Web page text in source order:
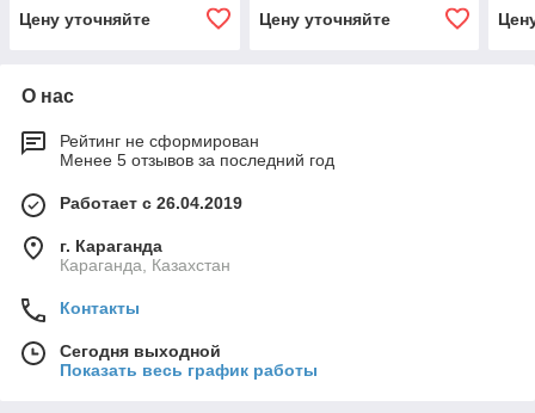
Цену уточняйте
Цену уточняйте
О нас
Рейтинг не сформирован
Менее 5 отзывов за последний год
Работает с 26.04.2019
г. Караганда
Караганда, Казахстан
Контакты
Сегодня выходной
Показать весь график работы